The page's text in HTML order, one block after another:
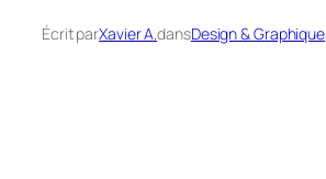
Écrit parXavier A.dansDesign & Graphique